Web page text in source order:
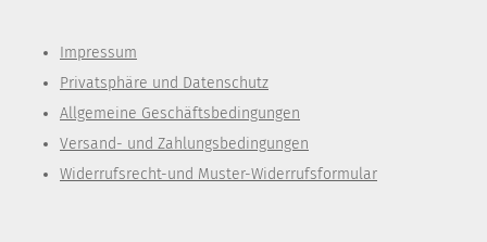
Impressum
Privatsphäre und Datenschutz
Allgemeine Geschäftsbedingungen
Versand- und Zahlungsbedingungen
Widerrufsrecht-und Muster-Widerrufsformular